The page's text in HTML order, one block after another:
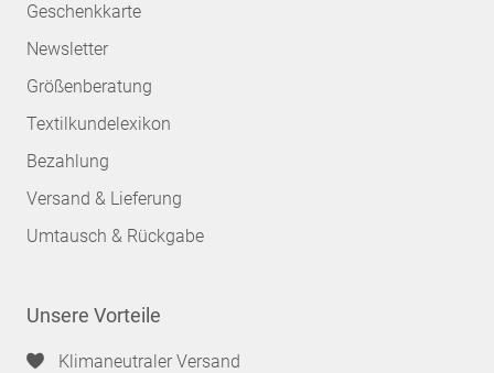
Geschenkkarte
Newsletter
Größenberatung
Textilkundelexikon
Bezahlung
Versand & Lieferung
Umtausch & Rückgabe
Unsere Vorteile
Klimaneutraler Versand